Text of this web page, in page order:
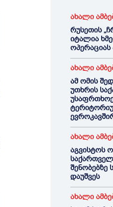
ახალი
რუსეთის
იტალია
ოპერაციას
ახალი
ამ ომის
უთხრის
ახალი
აგვისტოს
დაუშვეს
ახალი